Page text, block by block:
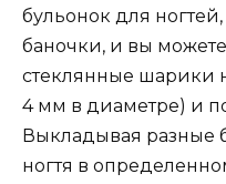
бульонок для
баночки, и вы
стеклянные шарики
4 мм в диаметре) и
Выкладывая разные
ногтя в